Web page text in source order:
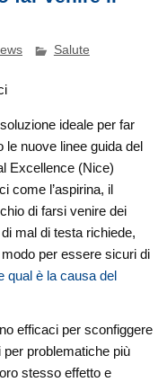
Salute
ideale per far
nuove linee guida del
Excellence (Nice)
come l’aspirina, il
di farsi venire dei
mal di testa richiede,
per essere sicuri di
qual è la causa del
efficaci per sconfiggere
problematiche più
stesso effetto e